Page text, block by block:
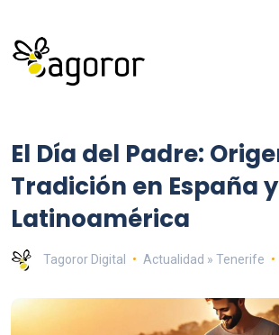
El Día del Padre:
Tradición en España y
Latinoamérica
Tagoror Digital Actualidad » Tenerife